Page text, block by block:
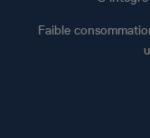
Faible